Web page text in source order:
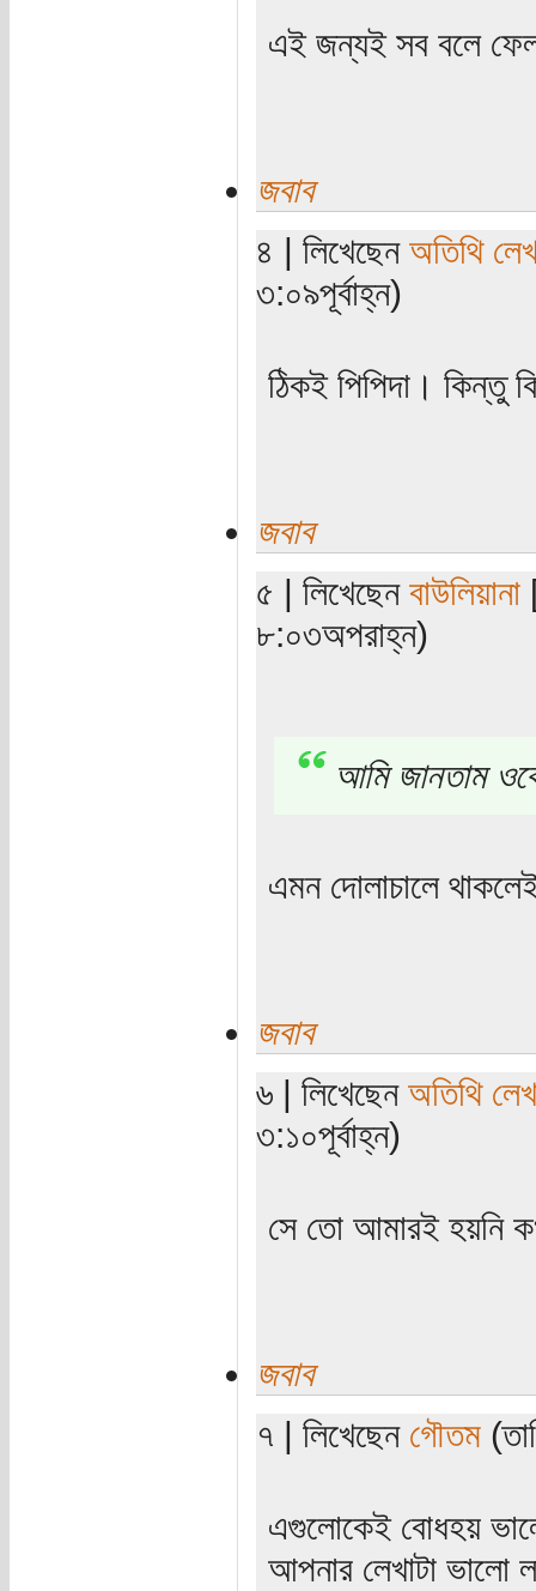
এই জন্যই সব বলে
জবাব
৪ | লিখেছেন অতিথি
৩:০৯পূর্বাহ্ন)
ঠিকই পিপিদা। কিন্তু
জবাব
৫ | লিখেছেন বাউলিয়ানা
৮:০৩অপরাহ্ন)
আমি জানতাম
এমন দোলাচালে
জবাব
৬ | লিখেছেন অতিথি
৩:১০পূর্বাহ্ন)
সে তো আমারই হয়নি
জবাব
৭ | লিখেছেন গৌতম
এগুলোকেই বোধহয়
আপনার লেখাটা ভালো